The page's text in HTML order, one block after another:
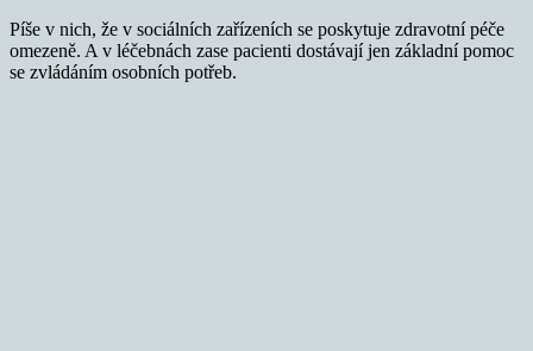
Píše v nich, že v sociálních zařízeních se poskytuje zdravotní péče
omezeně. A v léčebnách zase pacienti dostávají jen základní pomoc
se zvládáním osobních potřeb.